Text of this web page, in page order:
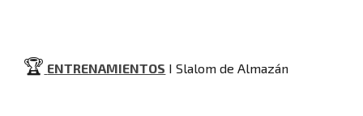
🏆 ENTRENAMIENTOS I Slalom de Almazán